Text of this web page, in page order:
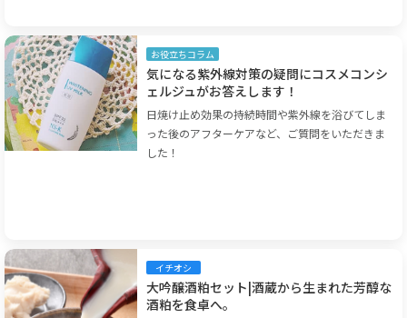
お役立ちコラム
気になる紫外線対策の疑問にコスメコンシ
ェルジュがお答えします！
日焼け止め効果の持続時間や紫外線を浴びてしま
った後のアフターケアなど、ご質問をいただきま
した！
イチオシ
大吟醸酒粕セット|酒蔵から生まれた芳醇な
酒粕を食卓へ。